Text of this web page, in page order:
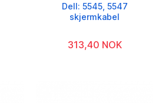
Dell: 5545, 5547
skjermkabel
313,40 NOK